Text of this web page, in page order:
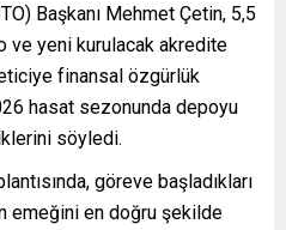
Başkanı Mehmet Çetin, 5,5
ve yeni kurulacak akredite
finansal özgürlük
hasat sezonunda depoyu
söyledi.
göreve başladıkları
emeğini en doğru şekilde